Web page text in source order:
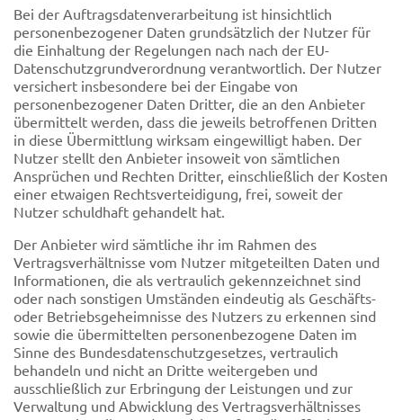
Bei der Auftragsdatenverarbeitung ist hinsichtlich
personenbezogener Daten grundsätzlich der Nutzer für
die Einhaltung der Regelungen nach nach der EU-
Datenschutzgrundverordnung verantwortlich. Der Nutzer
versichert insbesondere bei der Eingabe von
personenbezogener Daten Dritter, die an den Anbieter
übermittelt werden, dass die jeweils betroffenen Dritten
in diese Übermittlung wirksam eingewilligt haben. Der
Nutzer stellt den Anbieter insoweit von sämtlichen
Ansprüchen und Rechten Dritter, einschließlich der Kosten
einer etwaigen Rechtsverteidigung, frei, soweit der
Nutzer schuldhaft gehandelt hat.
Der Anbieter wird sämtliche ihr im Rahmen des
Vertragsverhältnisse vom Nutzer mitgeteilten Daten und
Informationen, die als vertraulich gekennzeichnet sind
oder nach sonstigen Umständen eindeutig als Geschäfts-
oder Betriebsgeheimnisse des Nutzers zu erkennen sind
sowie die übermittelten personenbezogene Daten im
Sinne des Bundesdatenschutzgesetzes, vertraulich
behandeln und nicht an Dritte weitergeben und
ausschließlich zur Erbringung der Leistungen und zur
Verwaltung und Abwicklung des Vertragsverhältnisses